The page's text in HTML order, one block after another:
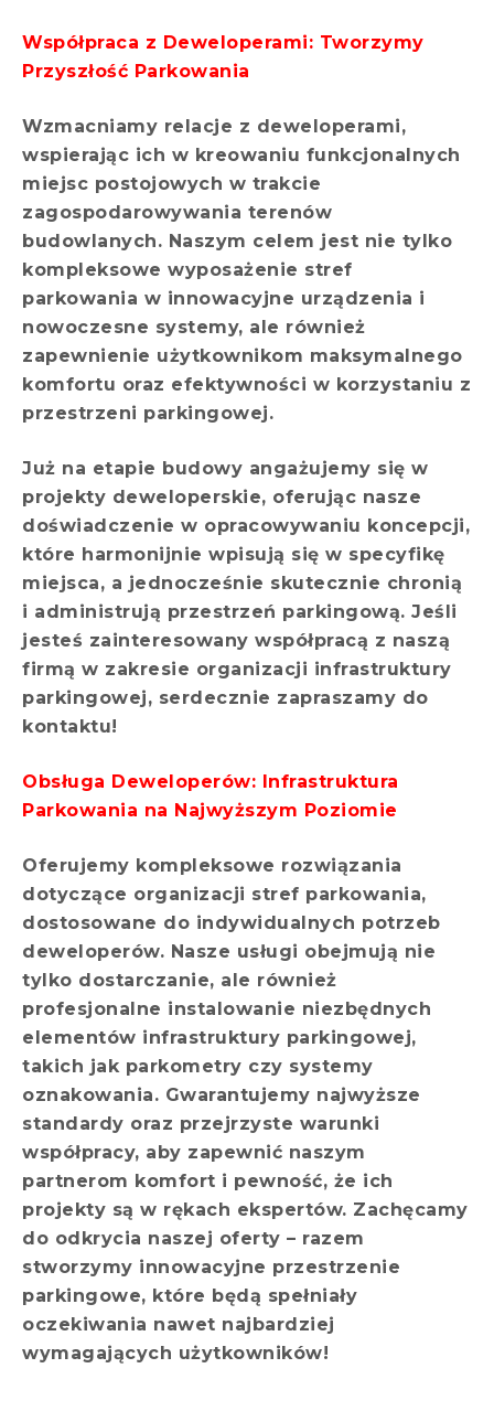
Współpraca z Deweloperami: Tworzymy
Przyszłość Parkowania
Wzmacniamy relacje z deweloperami,
wspierając ich w kreowaniu funkcjonalnych
miejsc postojowych w trakcie
zagospodarowywania terenów
budowlanych. Naszym celem jest nie tylko
kompleksowe wyposażenie stref
parkowania w innowacyjne urządzenia i
nowoczesne systemy, ale również
zapewnienie użytkownikom maksymalnego
komfortu oraz efektywności w korzystaniu z
przestrzeni parkingowej.
Już na etapie budowy angażujemy się w
projekty deweloperskie, oferując nasze
doświadczenie w opracowywaniu koncepcji,
które harmonijnie wpisują się w specyfikę
miejsca, a jednocześnie skutecznie chronią
i administrują przestrzeń parkingową. Jeśli
jesteś zainteresowany współpracą z naszą
firmą w zakresie organizacji infrastruktury
parkingowej, serdecznie zapraszamy do
kontaktu!
Obsługa Deweloperów: Infrastruktura
Parkowania na Najwyższym Poziomie
Oferujemy kompleksowe rozwiązania
dotyczące organizacji stref parkowania,
dostosowane do indywidualnych potrzeb
deweloperów. Nasze usługi obejmują nie
tylko dostarczanie, ale również
profesjonalne instalowanie niezbędnych
elementów infrastruktury parkingowej,
takich jak parkometry czy systemy
oznakowania. Gwarantujemy najwyższe
standardy oraz przejrzyste warunki
współpracy, aby zapewnić naszym
partnerom komfort i pewność, że ich
projekty są w rękach ekspertów. Zachęcamy
do odkrycia naszej oferty – razem
stworzymy innowacyjne przestrzenie
parkingowe, które będą spełniały
oczekiwania nawet najbardziej
wymagających użytkowników!